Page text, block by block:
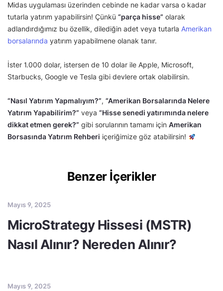
Midas uygulaması üzerinden cebinde ne kadar varsa o kadar
tutarla yatırım yapabilirsin! Çünkü “parça hisse” olarak
adlandırdığımız bu özellik, dilediğin adet veya tutarla Amerikan
borsalarında yatırım yapabilmene olanak tanır.
İster 1.000 dolar, istersen de 10 dolar ile Apple, Microsoft,
Starbucks, Google ve Tesla gibi devlere ortak olabilirsin.
“Nasıl Yatırım Yapmalıyım?”, “Amerikan Borsalarında Nelere
Yatırım Yapabilirim?” veya “Hisse senedi yatırımında nelere
dikkat etmen gerek?” gibi sorularının tamamı için Amerikan
Borsasında Yatırım Rehberi içeriğimize göz atabilirsin!
Benzer İçerikler
Mayıs 9, 2025
MicroStrategy Hissesi (MSTR)
Nasıl Alınır? Nereden Alınır?
Mayıs 9, 2025